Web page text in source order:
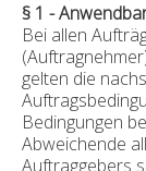
§ 1 -
Bei allen
gelten die
Bedingungen
Abweichende
Auftraggebers